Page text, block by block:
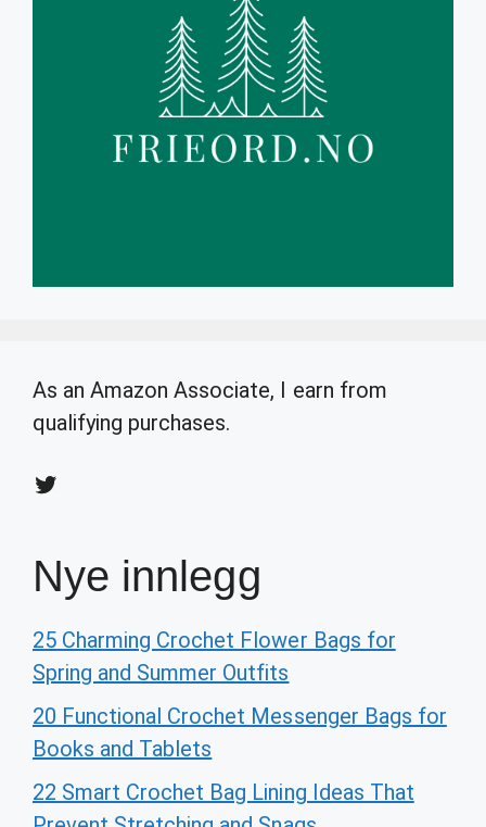
As an Amazon Associate, I earn from
qualifying purchases.
Twitter
Nye innlegg
25 Charming Crochet Flower Bags for
Spring and Summer Outfits
20 Functional Crochet Messenger Bags for
Books and Tablets
22 Smart Crochet Bag Lining Ideas That